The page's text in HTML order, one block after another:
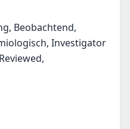
Beobachtend,
Investigator